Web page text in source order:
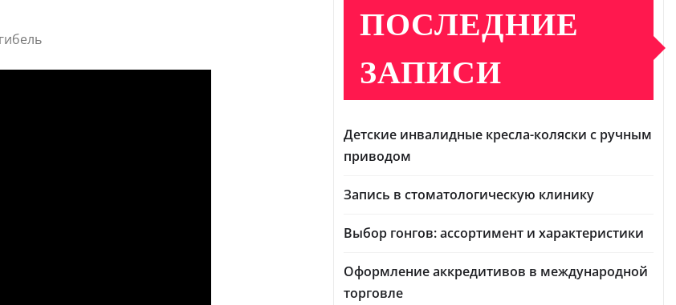
ПОСЛЕДНИЕ
ЗАПИСИ
Детские инвалидные кресла-коляски с ручным
приводом
Запись в стоматологическую клинику
Выбор гонгов: ассортимент и характеристики
Оформление аккредитивов в международной
торговле